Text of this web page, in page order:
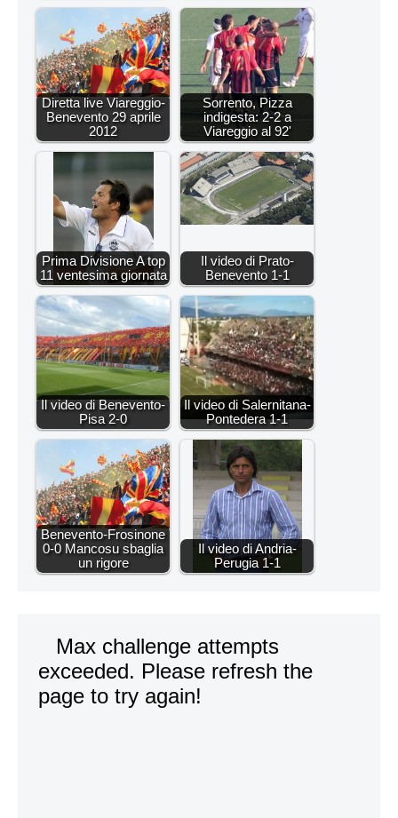
Diretta live Viareggio-
Benevento 29 aprile
2012
Sorrento, Pizza
indigesta: 2-2 a
Viareggio al 92'
Prima Divisione A top
11 ventesima giornata
Il video di Prato-
Benevento 1-1
Il video di Benevento-
Pisa 2-0
Il video di Salernitana-
Pontedera 1-1
Benevento-Frosinone
0-0 Mancosu sbaglia
un rigore
Il video di Andria-
Perugia 1-1